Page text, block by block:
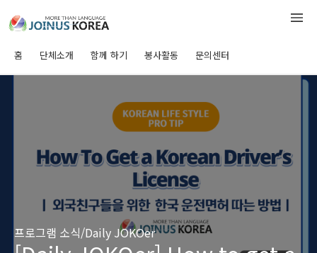
홈 단체소개 함께 하기 봉사활동 문의센터
프로그램 소식/Daily JOKOer